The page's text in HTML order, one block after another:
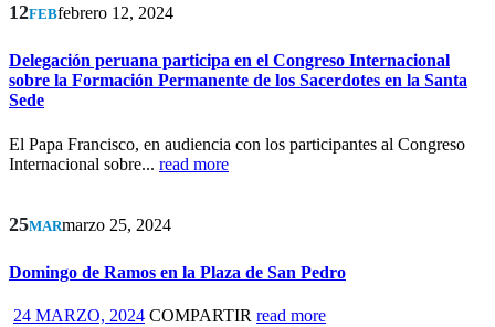
12FEBfebrero 12, 2024
Delegación peruana participa en el Congreso Internacional
sobre la Formación Permanente de los Sacerdotes en la Santa
Sede
El Papa Francisco, en audiencia con los participantes al Congreso
Internacional sobre... read more
25MARmarzo 25, 2024
Domingo de Ramos en la Plaza de San Pedro
24 MARZO, 2024 COMPARTIR read more